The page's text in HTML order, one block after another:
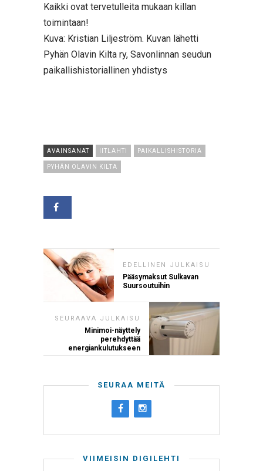
Kaikki ovat tervetulleita mukaan killan
toimintaan!
Kuva: Kristian Liljeström. Kuvan lähetti
Pyhän Olavin Kilta ry, Savonlinnan seudun
paikallishistoriallinen yhdistys
AVAINSANAT IITLAHTI PAIKALLISHISTORIA
PYHÄN OLAVIN KILTA
EDELLINEN JULKAISU
Pääsymaksut Sulkavan
Suursoutuihin
SEURAAVA JULKAISU
Minimoi-näyttely
perehdyttää
energiankulutukseen
SEURAA MEITÄ
VIIMEISIN DIGILEHTI